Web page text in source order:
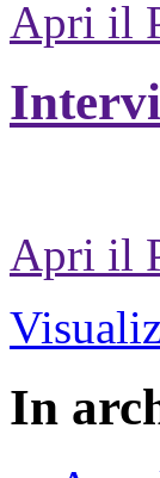
Apri il
Apri il
In